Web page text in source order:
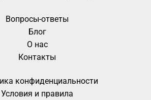
Вопросы-ответы
Блог
О нас
Контакты
конфиденциальности
Условия и правила